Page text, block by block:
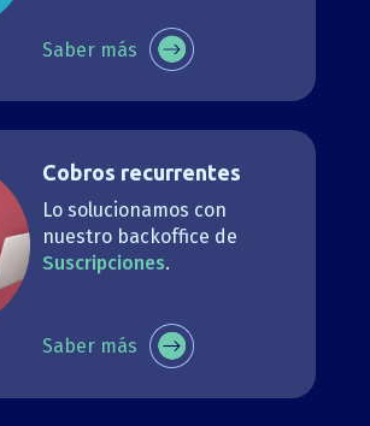
Saber más
Cobros recurrentes
Lo solucionamos con
nuestro backoffice de
Suscripciones.
Saber más